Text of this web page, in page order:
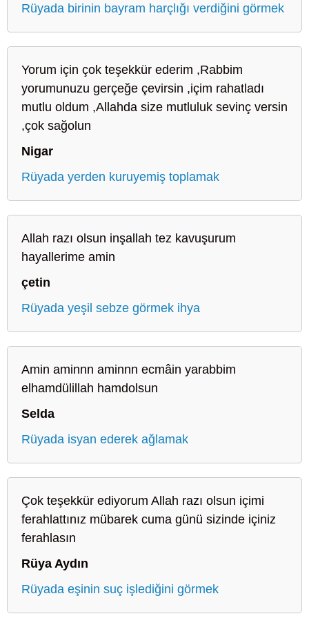
Rüyada birinin bayram harçlığı verdiğini görmek
Yorum için çok teşekkür ederim ,Rabbim
yorumunuzu gerçeğe çevirsin ,içim rahatladı
mutlu oldum ,Allahda size mutluluk sevinç versin
,çok sağolun
Nigar
Rüyada yerden kuruyemiş toplamak
Allah razı olsun inşallah tez kavuşurum
hayallerime amin
çetin
Rüyada yeşil sebze görmek ihya
Amin aminnn aminnn ecmâin yarabbim
elhamdülillah hamdolsun
Selda
Rüyada isyan ederek ağlamak
Çok teşekkür ediyorum Allah razı olsun içimi
ferahlattınız mübarek cuma günü sizinde içiniz
ferahlasın
Rüya Aydın
Rüyada eşinin suç işlediğini görmek